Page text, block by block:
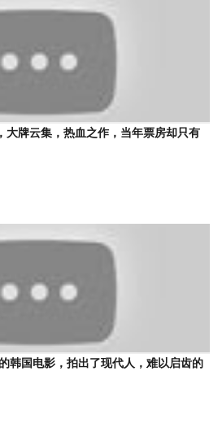
大牌云集，热血之作，当年票房却只有
韩国电影，拍出了现代人，难以启齿的